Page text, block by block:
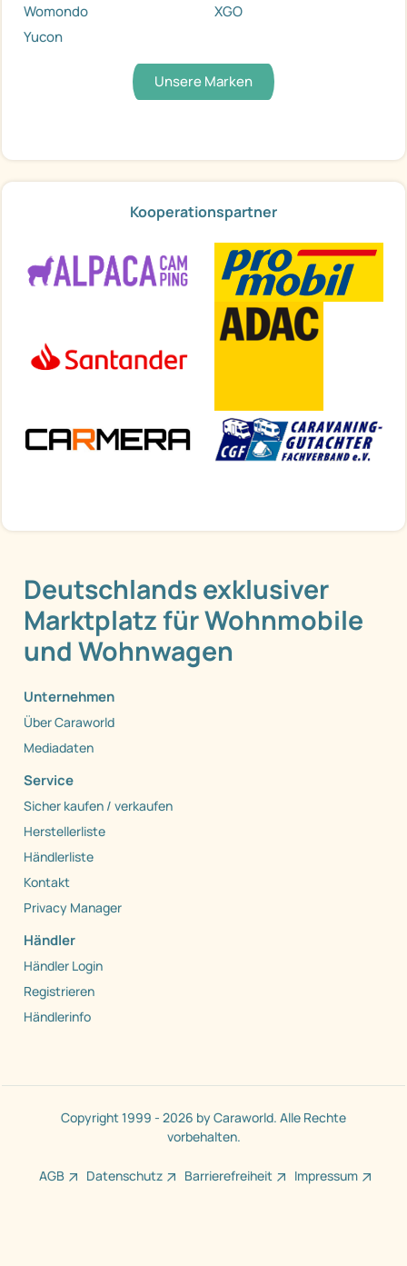
Womondo
XGO
Yucon
Unsere Marken
Kooperationspartner
Deutschlands exklusiver
Marktplatz für Wohnmobile
und Wohnwagen
Unternehmen
Über Caraworld
Mediadaten
Service
Sicher kaufen / verkaufen
Herstellerliste
Händlerliste
Kontakt
Privacy Manager
Händler
Händler Login
Registrieren
Händlerinfo
Copyright 1999 - 2026 by Caraworld. Alle Rechte
vorbehalten.
AGB Datenschutz Barrierefreiheit Impressum